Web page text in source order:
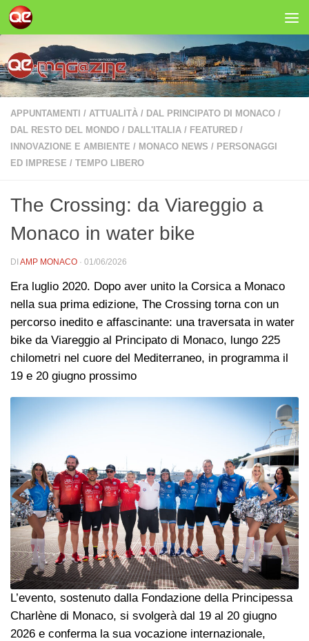
Salta al contenuto
APPUNTAMENTI / ATTUALITÀ / DAL PRINCIPATO DI MONACO /
DAL RESTO DEL MONDO / DALL'ITALIA / FEATURED /
INNOVAZIONE E AMBIENTE / MONACO NEWS / PERSONAGGI
ED IMPRESE / TEMPO LIBERO
The Crossing: da Viareggio a
Monaco in water bike
DI AMP MONACO · 01/06/2026
Era luglio 2020. Dopo aver unito la Corsica a Monaco
nella sua prima edizione, The Crossing torna con un
percorso inedito e affascinante: una traversata in water
bike da Viareggio al Principato di Monaco, lungo 225
chilometri nel cuore del Mediterraneo, in programma il
19 e 20 giugno prossimo
L’evento, sostenuto dalla Fondazione della Principessa
Charlène di Monaco, si svolgerà dal 19 al 20 giugno
2026 e conferma la sua vocazione internazionale,